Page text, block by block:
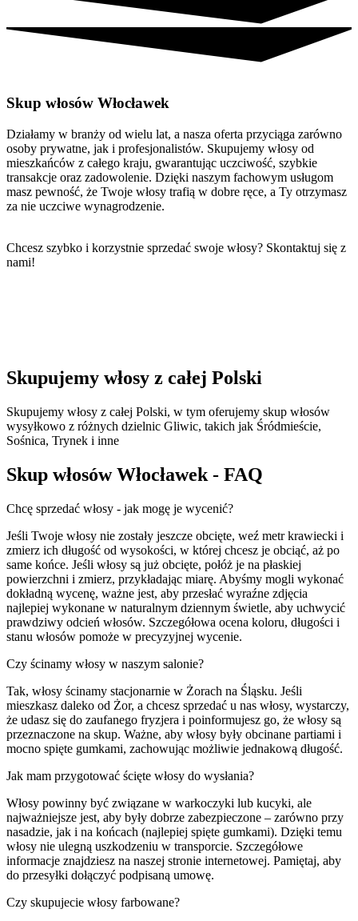
Skup włosów Włocławek
Działamy w branży od wielu lat, a nasza oferta przyciąga zarówno
osoby prywatne, jak i profesjonalistów. Skupujemy włosy od
mieszkańców z całego kraju, gwarantując uczciwość, szybkie
transakcje oraz zadowolenie. Dzięki naszym fachowym usługom
masz pewność, że Twoje włosy trafią w dobre ręce, a Ty otrzymasz
za nie uczciwe wynagrodzenie.
Chcesz szybko i korzystnie sprzedać swoje włosy? Skontaktuj się z
nami!
Skupujemy włosy z całej Polski
Skupujemy włosy z całej Polski, w tym oferujemy skup włosów
wysyłkowo z różnych dzielnic Gliwic, takich jak Śródmieście,
Sośnica, Trynek i inne
Skup włosów Włocławek - FAQ
Chcę sprzedać włosy - jak mogę je wycenić?
Jeśli Twoje włosy nie zostały jeszcze obcięte, weź metr krawiecki i
zmierz ich długość od wysokości, w której chcesz je obciąć, aż po
same końce. Jeśli włosy są już obcięte, połóż je na płaskiej
powierzchni i zmierz, przykładając miarę. Abyśmy mogli wykonać
dokładną wycenę, ważne jest, aby przesłać wyraźne zdjęcia
najlepiej wykonane w naturalnym dziennym świetle, aby uchwycić
prawdziwy odcień włosów. Szczegółowa ocena koloru, długości i
stanu włosów pomoże w precyzyjnej wycenie.
Czy ścinamy włosy w naszym salonie?
Tak, włosy ścinamy stacjonarnie w Żorach na Śląsku. Jeśli
mieszkasz daleko od Żor, a chcesz sprzedać u nas włosy, wystarczy,
że udasz się do zaufanego fryzjera i poinformujesz go, że włosy są
przeznaczone na skup. Ważne, aby włosy były obcinane partiami i
mocno spięte gumkami, zachowując możliwie jednakową długość.
Jak mam przygotować ścięte włosy do wysłania?
Włosy powinny być związane w warkoczyki lub kucyki, ale
najważniejsze jest, aby były dobrze zabezpieczone – zarówno przy
nasadzie, jak i na końcach (najlepiej spięte gumkami). Dzięki temu
włosy nie ulegną uszkodzeniu w transporcie. Szczegółowe
informacje znajdziesz na naszej stronie internetowej. Pamiętaj, aby
do przesyłki dołączyć podpisaną umowę.
Czy skupujecie włosy farbowane?